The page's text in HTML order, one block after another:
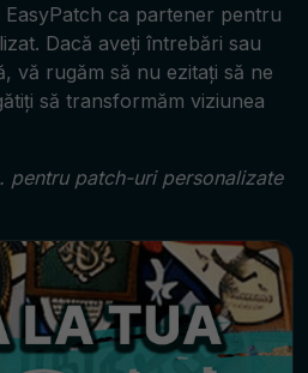
ca partener pentru
Dacă aveți întrebări sau
vă rugăm să nu ezitați să ne
să transformăm viziunea
pentru patch-uri personalizate